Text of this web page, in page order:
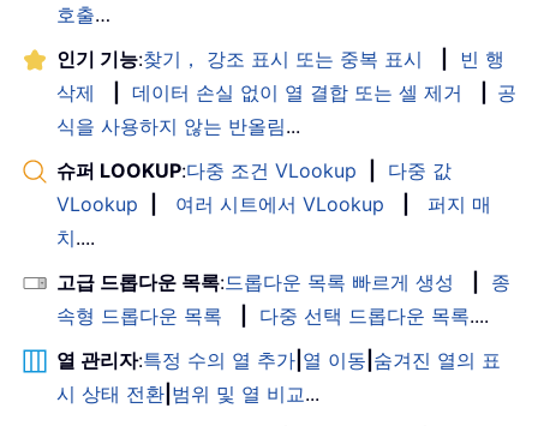
호출…
인기 기능:찾기， 강조 표시 또는 중복 표시
빈 행
삭제
데이터 손실 없이 열 결합 또는 셀 제거
공
식을 사용하지 않는 반올림...
슈퍼 LOOKUP:다중 조건 VLookup
다중 값
VLookup
여러 시트에서 VLookup
퍼지 매
치....
고급 드롭다운 목록:드롭다운 목록 빠르게 생성
종
속형 드롭다운 목록
다중 선택 드롭다운 목록....
열 관리자:특정 수의 열 추가 열 이동 숨겨진 열의 표
시 상태 전환 범위 및 열 비교...